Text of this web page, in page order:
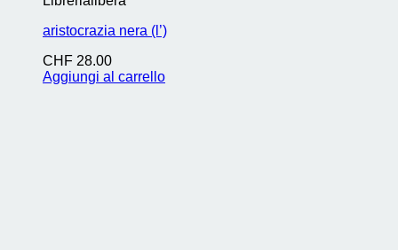
aristocrazia nera (l’)
CHF 28.00
Aggiungi al carrello